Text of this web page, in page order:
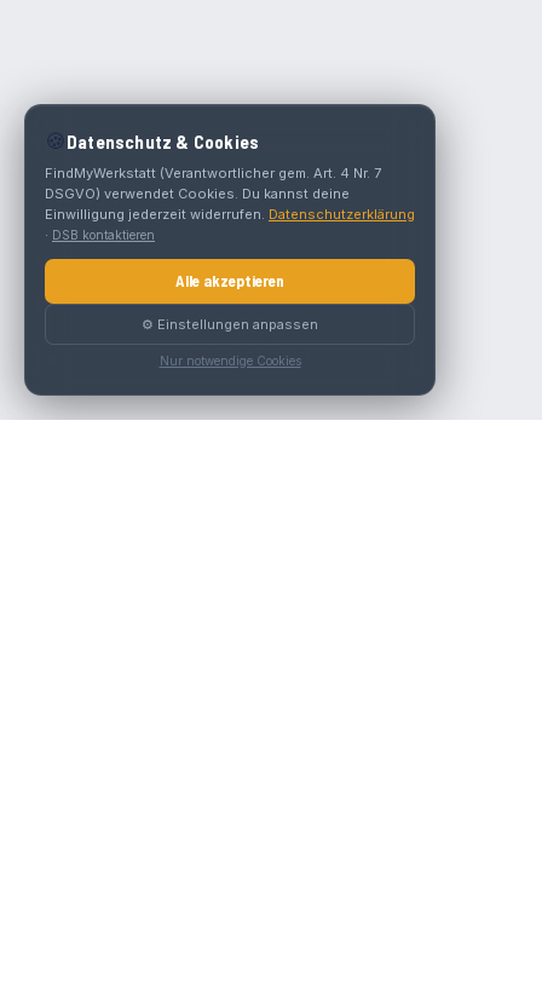
🍪 Datenschutz & Cookies
FindMyWerkstatt (Verantwortlicher gem. Art. 4 Nr. 7
DSGVO) verwendet Cookies. Du kannst deine
Einwilligung jederzeit widerrufen. Datenschutzerklärung
· DSB kontaktieren
Alle akzeptieren
⚙️ Einstellungen anpassen
Nur notwendige Cookies